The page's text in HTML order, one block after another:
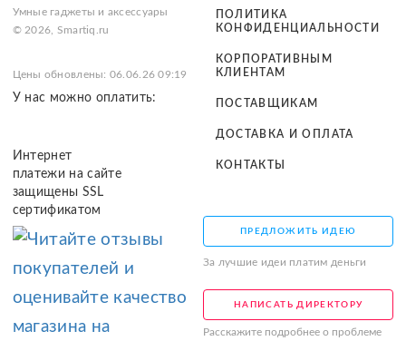
Умные гаджеты и аксессуары
© 2026, Smartiq.ru
Цены обновлены: 06.06.26 09:19
У нас можно оплатить:
Интернет
платежи на сайте
защищены SSL
сертификатом
ПОЛИТИКА
КОНФИДЕНЦИАЛЬНОСТИ
КОРПОРАТИВНЫМ
КЛИЕНТАМ
ПОСТАВЩИКАМ
ДОСТАВКА И ОПЛАТА
КОНТАКТЫ
ПРЕДЛОЖИТЬ ИДЕЮ
За лучшие идеи платим деньги
НАПИСАТЬ ДИРЕКТОРУ
Расскажите подробнее о проблеме